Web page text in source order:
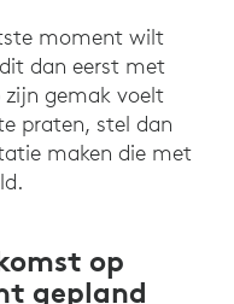
moment wilt
dan eerst met
zijn gemak voelt
praten, stel dan
maken die met
op
gepland